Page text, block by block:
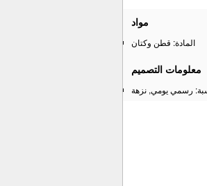
مواد
المادة: قطن وكتان
معلومات التصميم
رسمي يومي, نزهة